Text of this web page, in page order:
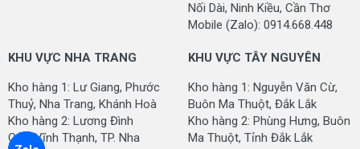
Thanh Hoá -Thanh Hoá
Quảng Xương, Tỉnh. Thanh Hoá
Mobile (Zalo): 0911.668.448
Nối Dài, Ninh Kiều, Cần Thơ
Mobile (Zalo): 0914.668.448
KHU VỰC NHA TRANG
Kho hàng 1: Lư Giang, Phước
Thuỷ, Nha Trang, Khánh Hoà
Kho hàng 2: Lương Đình
Của, Vĩnh Thạnh, TP. Nha
KHU VỰC TÂY NGUYÊN
Kho hàng 1: Nguyễn Văn Cừ,
Buôn Ma Thuột, Đắk Lắk
Kho hàng 2: Phùng Hưng, Buôn
Ma Thuột, Tỉnh Đắk Lắk